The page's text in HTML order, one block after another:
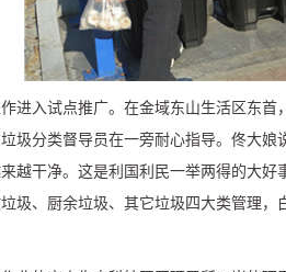
进入试点推广。在金域东山生活区东
圾分类督导员在一旁耐心指导。佟大娘
越干净。这是利国利民一举两得的大
圾、厨余垃圾、其它垃圾四大类管理